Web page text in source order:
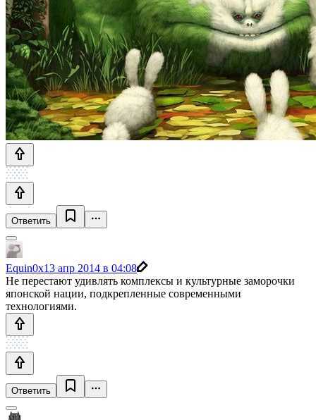
Ответить
Equin0x13 апр 2014 в 04:08
Не перестают удивлять комплексы и культурные заморочки
японской нации, подкрепленные современными
технологиями.
Ответить